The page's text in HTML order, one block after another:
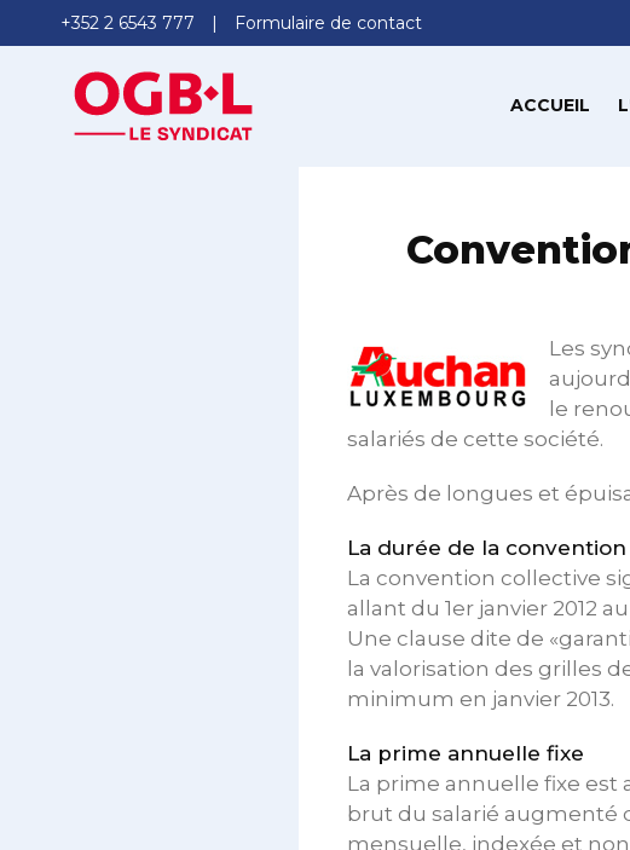
+352 2 6543 777 Formulaire de contact
ACCUEIL
Les
le
salariés de cette société.
Après de longues et
La durée de la convention
La convention collective
allant du 1er janvier 2012
Une clause dite de
la valorisation des grilles
minimum en janvier 2013.
La prime annuelle fixe
La prime annuelle fixe est
brut du salarié augmenté
mensuelle, indexée et